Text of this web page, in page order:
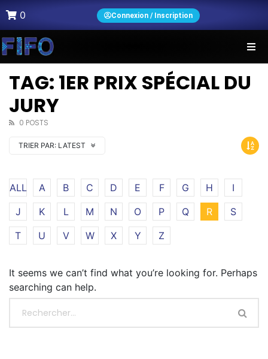
0 Connexion / Inscription
TAG: 1ER PRIX SPÉCIAL DU
JURY
0 POSTS
TRIER PAR: LATEST
ALL A B C D E F G H
I
J
K L M N O P Q R
S
T
U V W X Y Z
It seems we can’t find what you’re looking for. Perhaps
searching can help.